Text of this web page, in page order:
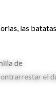
las
de
el